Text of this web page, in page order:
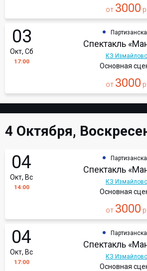
от 3000 р.
03
Окт, Сб
17:00
Спектакль
КЗ Измайлово
Основная
от 3000 р.
4 Октября,
04
Окт, Вс
14:00
Спектакль
КЗ Измайлово
Основная
от 3000 р.
04
Окт, Вс
17:00
Спектакль
КЗ Измайлово
Основная